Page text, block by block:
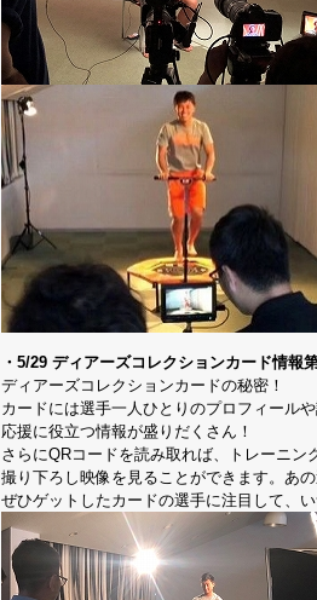
・5/29 ディアーズコレクションカード情報
ディアーズコレクションカードの秘密！
カードには選手一人ひとりのプロフィール
応援に役立つ情報が盛りだくさん！
さらにQRコードを読み取れば、トレーニン
撮り下ろし映像を見ることができます。あ
ぜひゲットしたカードの選手に注目して、